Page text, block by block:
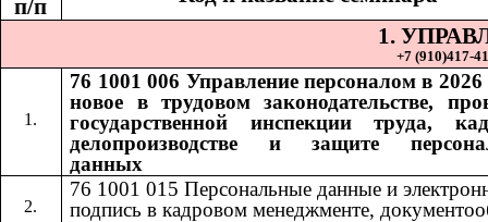
п/п
1.
+7 (910)417-
76 1001 006 Управление персоналом в 2026
новое в трудовом законодательстве,
государственной инспекции труда,
делопроизводстве и защите
данных
76 1001 015​​Персональные данные и
подпись в кадровом менеджменте,